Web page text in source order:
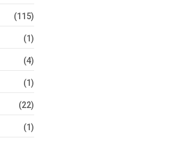
(115)
(1)
(4)
(1)
(22)
(1)